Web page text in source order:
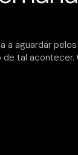
aguardar
de tal acontecer.